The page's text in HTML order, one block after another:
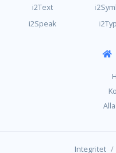
i2Text
i2Speak
Integritet /